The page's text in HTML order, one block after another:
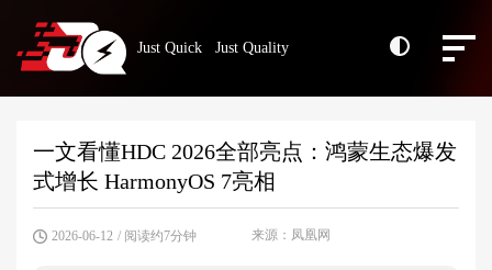
Just Quick Just Quality
一文看懂HDC 2026全部亮点：鸿蒙生态爆发
式增长 HarmonyOS 7亮相
2026-06-12 / 阅读约7分钟 来源：凤凰网